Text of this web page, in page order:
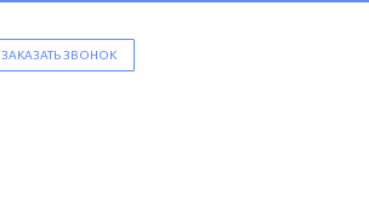
ЗАКАЗАТЬ ЗВОНОК